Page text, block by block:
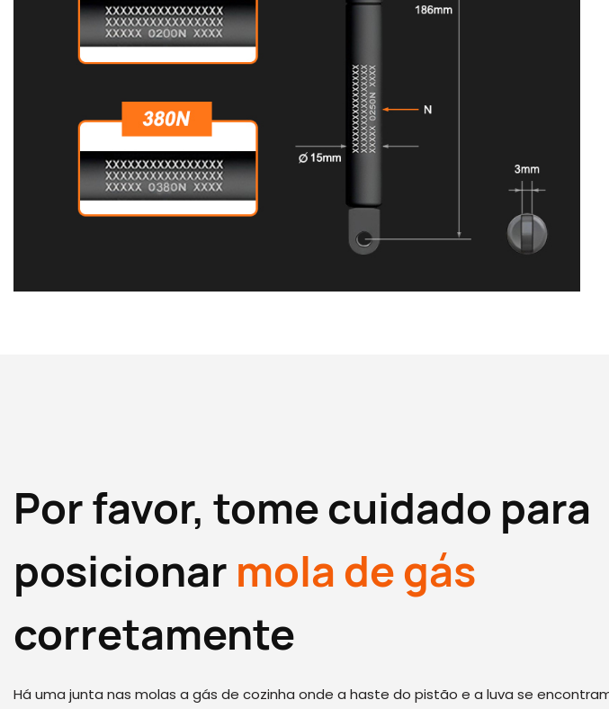
Por favor, tome cuidado para
posicionar mola de gás
corretamente
Há uma junta nas molas a gás de cozinha onde a haste do pistão e a luva se